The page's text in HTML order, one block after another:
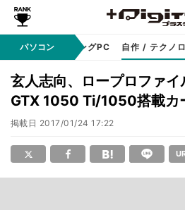
パソコン
PC本体 ゲーミングPC 自作 / テクノ
玄人志向、ロープロファ
GTX 1050 Ti/1050搭載カ
掲載日 2017/01/24 17:22